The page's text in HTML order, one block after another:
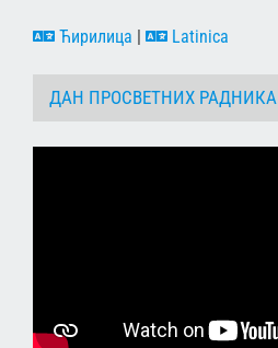
Ћирилица | Latinica
ДАН ПРОСВЕТНИХ РАДНИКА